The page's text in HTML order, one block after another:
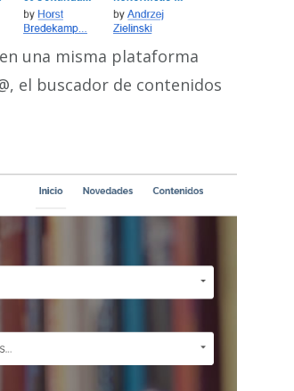
una misma plataforma
el buscador de contenidos